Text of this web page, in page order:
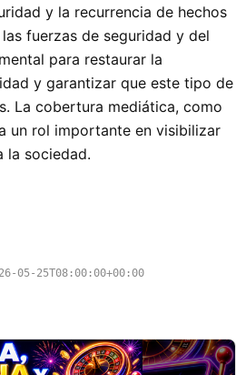
y la recurrencia de hechos
fuerzas de seguridad y del
para restaurar la
y garantizar que este tipo de
La cobertura mediática, como
un rol importante en visibilizar
la sociedad.
05-25T08:00:00+00:00